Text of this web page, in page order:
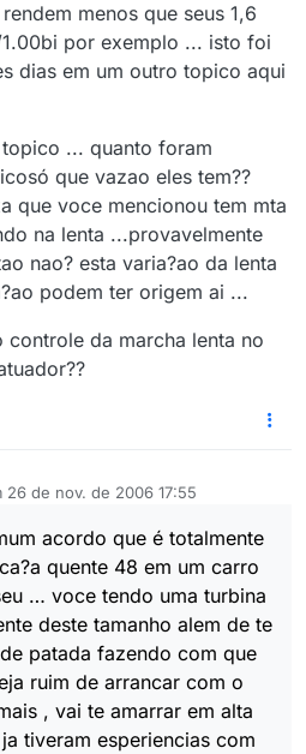
menos que seus 1,6
por exemplo ... isto foi
dias em um outro topico aqui
... quanto foram
que vazao eles tem??
que voce mencionou tem mta
na lenta ...provavelmente
nao? esta varia?ao da lenta
podem ter origem ai ...
da marcha lenta no
26 de nov. de 2006 17:55
por
acordo que é totalmente
quente 48 em um carro
… voce tendo uma turbina
deste tamanho alem de te
patada fazendo com que
ruim de arrancar com o
, vai te amarrar em alta
tiveram esperiencias com